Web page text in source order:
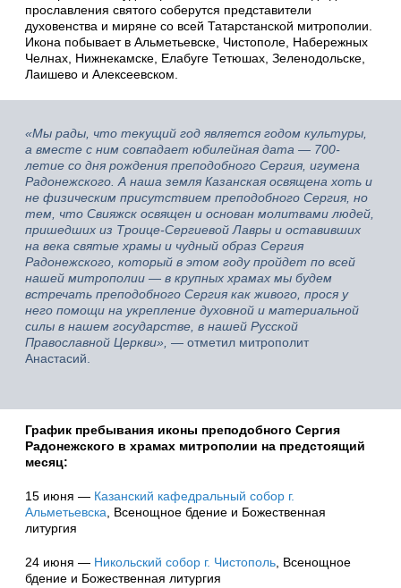
прославления святого соберутся представители
духовенства и миряне со всей Татарстанской митрополии.
Икона побывает в Альметьевске, Чистополе, Набережных
Челнах, Нижнекамске, Елабуге Тетюшах, Зеленодольске,
Лаишево и Алексеевском.
«Мы рады, что текущий год является годом культуры,
а вместе с ним совпадает юбилейная дата — 700-
летие со дня рождения преподобного Сергия, игумена
Радонежского. А наша земля Казанская освящена хоть и
не физическим присутствием преподобного Сергия, но
тем, что Свияжск освящен и основан молитвами людей,
пришедших из Троице-Сергиевой Лавры и оставивших
на века святые храмы и чудный образ Сергия
Радонежского, который в этом году пройдет по всей
нашей митрополии — в крупных храмах мы будем
встречать преподобного Сергия как живого, прося у
него помощи на укрепление духовной и материальной
силы в нашем государстве, в нашей Русской
Православной Церкви», — отметил митрополит
Анастасий.
График пребывания иконы преподобного Сергия
Радонежского в храмах митрополии на предстоящий
месяц:
15 июня — Казанский кафедральный собор г.
Альметьевска , Всенощное бдение и Божественная
литургия
24 июня — Никольский собор г. Чистополь , Всенощное
бдение и Божественная литургия